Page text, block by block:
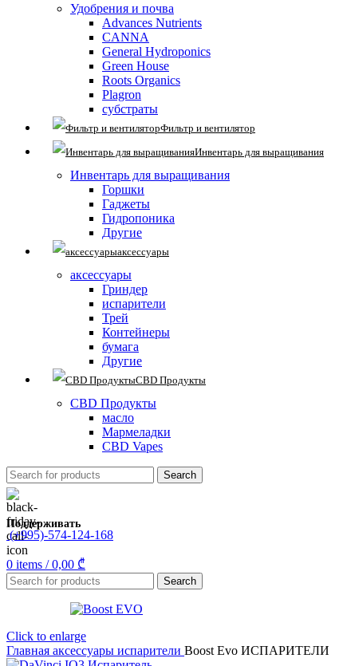
Удобрения и почва
Advances Nutrients
CANNA
General Hydroponics
Green House
Roots Organics
Plagron
субстраты
Фильтр и вентилятор
Инвентарь для выращивания
Инвентарь для выращивания
Горшки
Гаджеты
Гидропоника
Другие
аксессуары
аксессуары
Гриндер
испарители
Трей
Контейнеры
бумага
Другие
CBD Продукты
CBD Продукты
масло
Мармеладки
CBD Vapes
Search
Поддерживать
(+995)-574-124-168
0 items / 0,00 ₾
Search
Click to enlarge
Главная аксессуары испарители Boost Evo ИСПАРИТЕЛИ